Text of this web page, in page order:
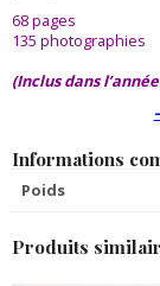
68 pages
135 photographies
(Inclus dans
Informations
Poids
Produits